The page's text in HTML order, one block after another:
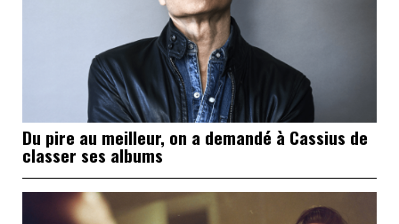
Du pire au meilleur, on a demandé à Cassius de
classer ses albums